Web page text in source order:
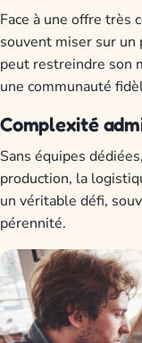
Face à une offre
souvent miser sur
peut restreindre son
une communauté
Complexité
Sans équipes
production, la
un véritable défi,
pérennité.